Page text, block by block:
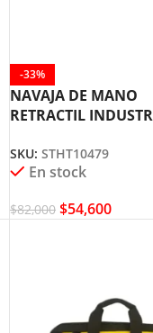
-33%
NAVAJA DE MANO
RETRACTIL
SKU:STHT10479
En stock
$82,000 $54,600